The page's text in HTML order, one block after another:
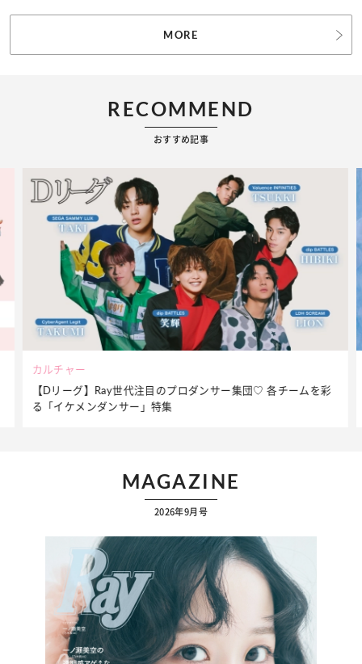
MORE
RECOMMEND
おすすめ記事
ビューティー
夏だからこそ“水分”が大切！くずれないメイクをつくる【保湿
ケア】アイテム3選
MAGAZINE
2026年9月号